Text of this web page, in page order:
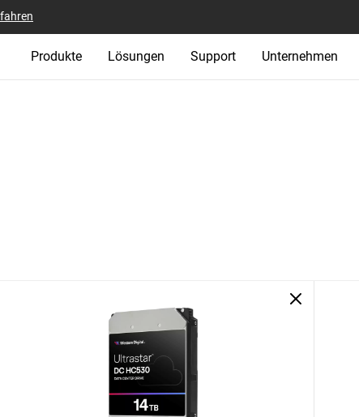
Produkte Lösungen Support Unternehmen